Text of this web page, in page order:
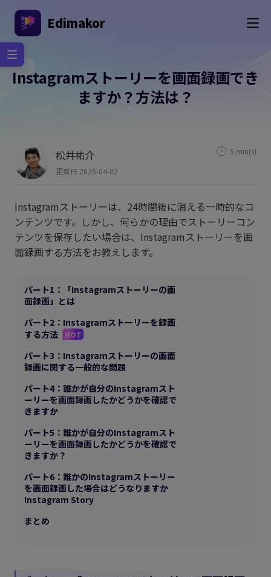
Edimakor
Instagramストーリーを画面録画でき
ますか？方法は？
松井祐介
更新日 2025-04-02
5 min(s)
Instagramストーリーは、24時間後に消える一時的なコ
ンテンツです。しかし、何らかの理由でストーリーコン
テンツを保存したい場合は、Instagramストーリーを画
面録画する方法をお教えします。
パート1：「Instagramストーリーの画
面録画」とは
パート2：Instagramストーリーを録画
する方法
HOT
パート3：Instagramストーリーの画面
録画に関する一般的な問題
パート4：誰かが自分のInstagramスト
ーリーを画面録画したかどうかを確認で
きますか
パート5：誰かが自分のInstagramスト
ーリーを画面録画したかどうかを確認で
きますか？
パート6：誰かのInstagramストーリー
を画面録画した場合はどうなりますか
Instagram Story
まとめ